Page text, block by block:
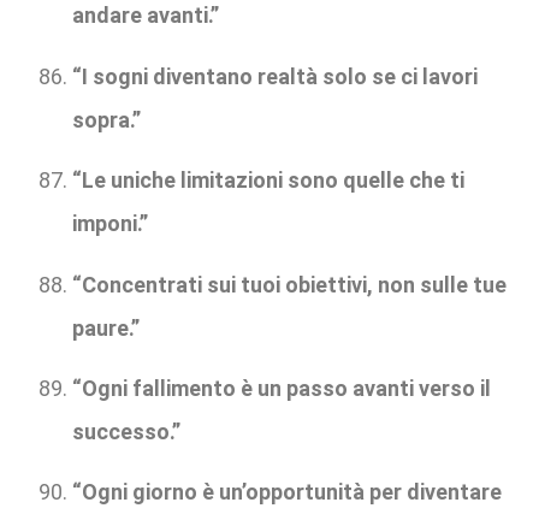
andare avanti.”
“I sogni diventano realtà solo se ci lavori
sopra.”
“Le uniche limitazioni sono quelle che ti
imponi.”
“Concentrati sui tuoi obiettivi, non sulle tue
paure.”
“Ogni fallimento è un passo avanti verso il
successo.”
“Ogni giorno è un’opportunità per diventare